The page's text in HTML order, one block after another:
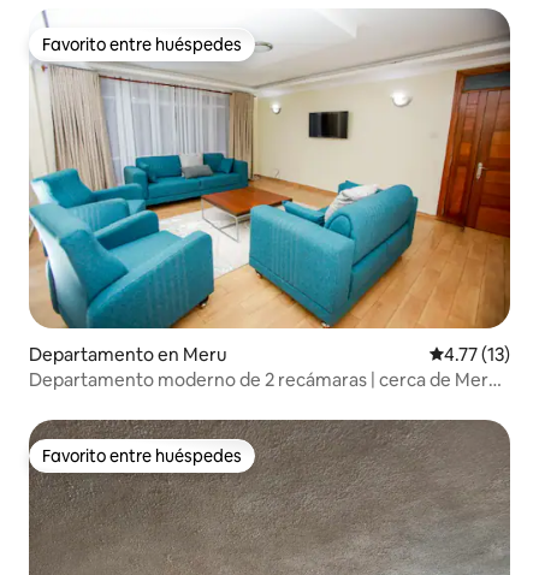
Favorito entre huéspedes
Favorito entre huéspedes
Departamento en Meru Calificación
4.77 (13)
Departamento moderno de 2 recámaras | cerca de Meru
Favorito entre huéspedes
Favorito entre huéspedes